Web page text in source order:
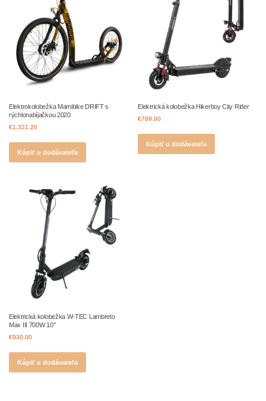
Elektrokolobežka Mamibike DRIFT s
rýchlonabíjačkou 2020
€1,321.20
Kúpiť u dodávateľa
Elektrická kolobežka Hikerboy City Rider
€789.00
Kúpiť u dodávateľa
Elektrická kolobežka W-TEC Lambreto
Max III 700W 10″
€930.00
Kúpiť u dodávateľa